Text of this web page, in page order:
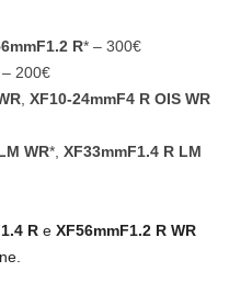
R* – 300€
– 200€
, XF10-24mmF4 R OIS WR
WR*, XF33mmF1.4 R LM
R e XF56mmF1.2 R WR